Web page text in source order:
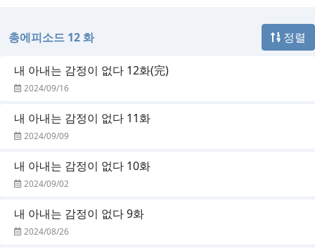
총에피소드 12 화 정렬
내 아내는 감정이 없다 12화(完)
2024/09/16
내 아내는 감정이 없다 11화
2024/09/09
내 아내는 감정이 없다 10화
2024/09/02
내 아내는 감정이 없다 9화
2024/08/26